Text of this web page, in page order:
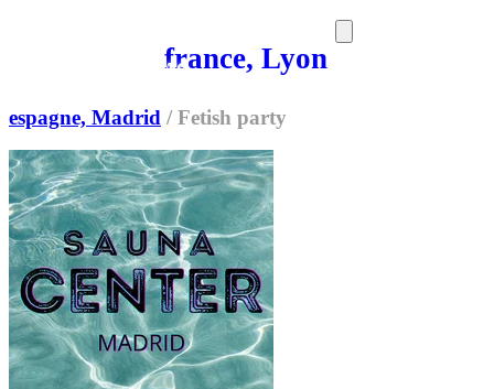
france, Lyon
MAG
espagne, Madrid / Fetish party